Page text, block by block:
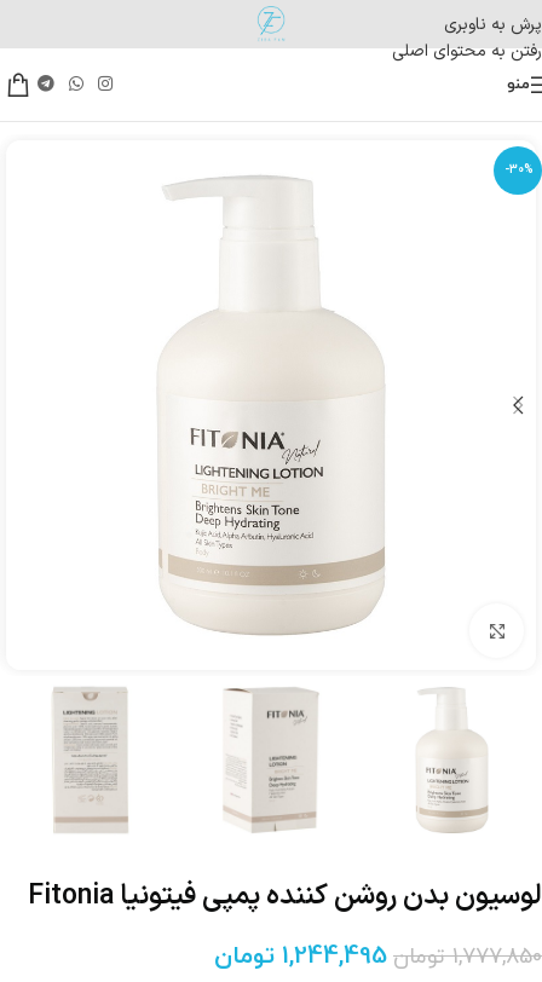
پرش به ناوبری
رفتن به محتوای اصلی
منو
-30%
برای بزرگنمایی کلیک کنید
لوسیون بدن روشن کننده پمپی فیتونیا Fitonia
1,777,850 تومان 1,244,495 تومان